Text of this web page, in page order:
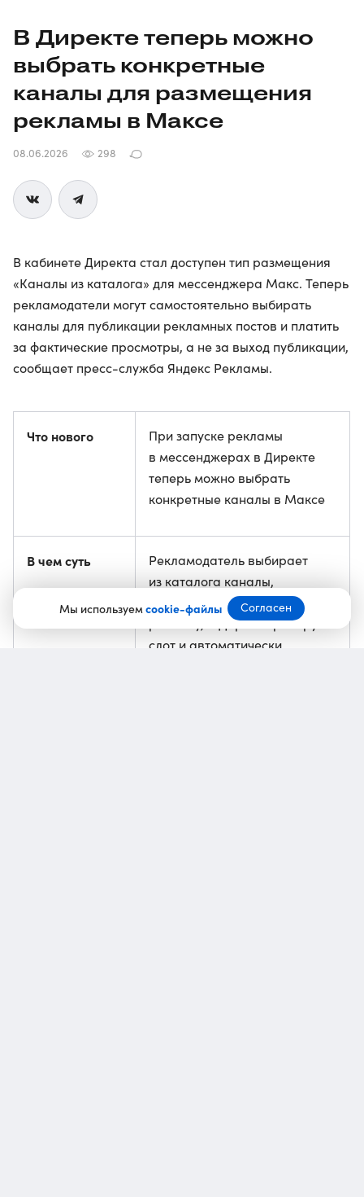
Мы используемcookie-файлы Согласен
В Директе теперь можно
выбрать конкретные
каналы для размещения
рекламы в Максе
08.06.2026 298
В кабинете Директа стал доступен тип размещения
«Каналы из каталога» для мессенджера Макс. Теперь
рекламодатели могут самостоятельно выбирать
каналы для публикации рекламных постов и платить
за фактические просмотры, а не за выход публикации,
сообщает пресс-служба Яндекс Рекламы.
Что нового
При запуске рекламы
в мессенджерах в Директе
теперь можно выбрать
конкретные каналы в Максе
В чем суть
Рекламодатель выбирает
из каталога каналы,
в которых хочет разместить
рекламу, а Директ бронирует
слот и автоматически